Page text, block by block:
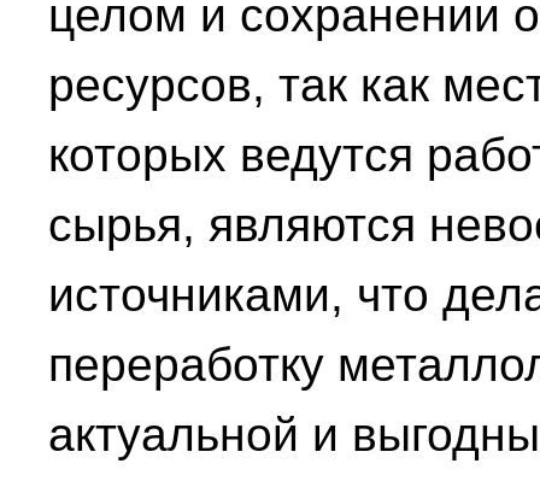
целом и сохранении
ресурсов, так как
которых ведутся
сырья, являются
источниками, что
переработку
актуальной и